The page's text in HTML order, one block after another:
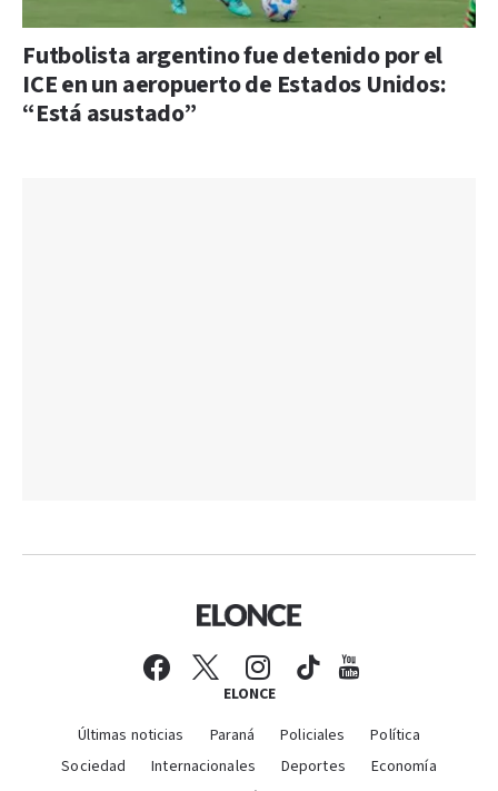
Futbolista argentino fue detenido por el
ICE en un aeropuerto de Estados Unidos:
“Está asustado”
ELONCE
Últimas noticias Paraná Policiales
Política
Sociedad
Internacionales Deportes
Economía